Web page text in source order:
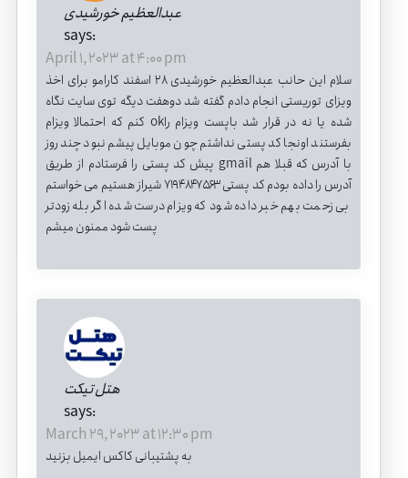
عبدالعظیم خورشیدی
says:
April 1, 2023 at 4:00 pm
سلام این حانب عبدالعظیم خورشیدی ۲۸ اسفند کارامو برای اخذ
ویزای توریستی انجام دادم گفته شد دوهفت دیگه توی سایت نگاه
کنم که احتمالا ویزام okشده یا نه در قرار شد باپست ویزام را
بفرستند اونجا کد پستی نداشتم چون موبایل پیشم نبود چند روز
پیش کد پستی را فرستادم از طریق gmail با آدرس که قبلا هم
آدرس را داده بودم کد پستی ۷۱۹۴۸۴۷۵۶۳ شیراز هستیم می خواستم
بی زحمت بهم خبر داده شود که ویزام درست شده اگر بله زودتر
پست شود ممنون میشم
هتل تیکت
says:
March 29, 2023 at 12:30 pm
به پشتیبانی کاکس ایمیل بزنید